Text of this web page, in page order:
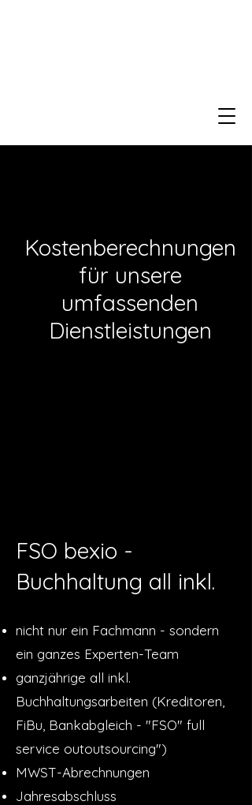
Kostenberechnungen
für unsere
umfassenden
Dienstleistungen
FSO bexio -
Buchhaltung all inkl.
nicht nur ein Fachmann - sondern
ein ganzes Experten-Team
ganzjährige all inkl.
Buchhaltungsarbeiten (Kreditoren,
FiBu, Bankabgleich - "FSO" full
service outoutsourcing")
MWST-Abrechnungen
Jahresabschluss